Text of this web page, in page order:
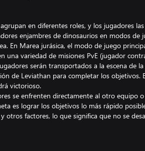
en diferentes roles, y los jugadores
enjambres de dinosaurios en modos de
En Marea jurásica, el modo de juego
una variedad de misiones PvE (jugador
serán transportados a la escena de
de Leviathan para completar los objetivos.
victorioso.
se enfrenten directamente al otro equipo
es lograr los objetivos lo más rápido
otros factores, lo que significa que no se